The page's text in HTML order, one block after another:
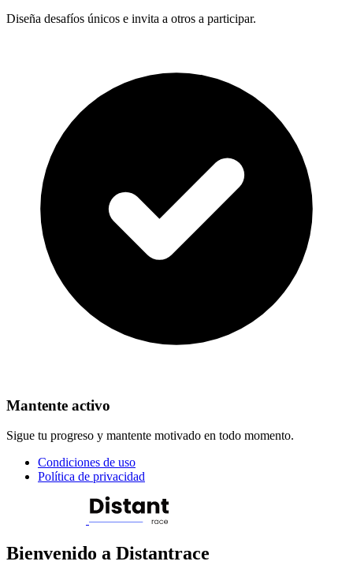
Diseña desafíos únicos e invita a otros a participar.
Mantente activo
Sigue tu progreso y mantente motivado en todo momento.
Condiciones de uso
Política de privacidad
Bienvenido a Distantrace